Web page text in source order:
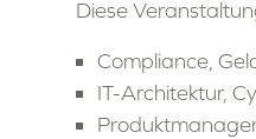
Diese
Compliance,
IT-Architektur,